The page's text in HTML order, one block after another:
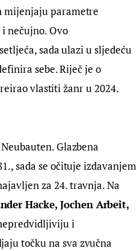
mijenjaju parametre
nečujno. Ovo
sada ulazi u sljedeću
sebe. Riječ je o
vlastiti žanr u 2024.
Glazbena
sada se očituje izdavanjem
za 24. travnja. Na
Hacke, Jochen Arbeit,
i
točku na sva zvučna